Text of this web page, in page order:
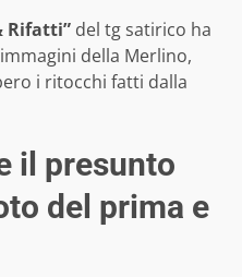
Rifatti” del tg satirico ha
della Merlino,
i ritocchi fatti dalla
il presunto
del prima e